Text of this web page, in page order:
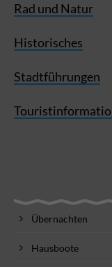
Rad und Natur
Historisches
Stadtführungen
Übernachten
Hausboote